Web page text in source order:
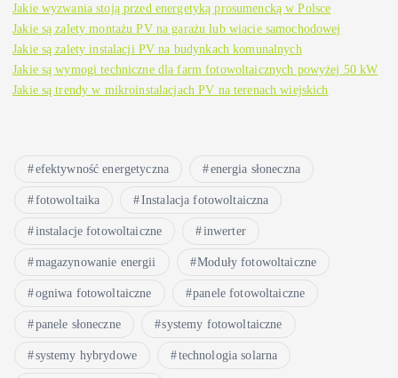
Jakie wyzwania stoją przed energetyką prosumencką w Polsce
Jakie są zalety montażu PV na garażu lub wiacie samochodowej
Jakie są zalety instalacji PV na budynkach komunalnych
Jakie są wymogi techniczne dla farm fotowoltaicznych powyżej 50 kW
Jakie są trendy w mikroinstalacjach PV na terenach wiejskich
efektywność energetyczna energia słoneczna
fotowoltaika Instalacja fotowoltaiczna
instalacje fotowoltaiczne inwerter
magazynowanie energii Moduły fotowoltaiczne
ogniwa fotowoltaiczne panele fotowoltaiczne
panele słoneczne systemy fotowoltaiczne
systemy hybrydowe technologia solarna